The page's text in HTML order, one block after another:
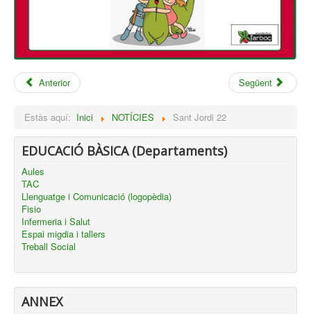
Anterior Següent
Estàs aquí: Inici NOTÍCIES Sant Jordi 22
EDUCACIÓ BÀSICA (Departaments)
Aules
TAC
Llenguatge i Comunicació (logopèdia)
Fisio
Infermeria i Salut
Espai migdia i tallers
Treball Social
ANNEX